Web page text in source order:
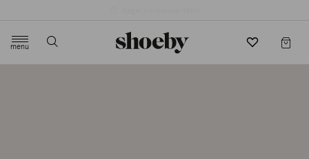
menu